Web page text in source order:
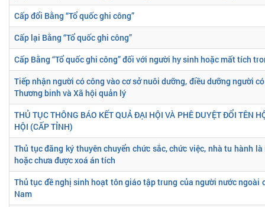
Cấp đổi Bằng “Tổ quốc ghi công”
Cấp lại Bằng “Tổ quốc ghi công”
Cấp Bằng “Tổ quốc ghi công” đối với người hy sinh hoặc mất tích
Tiếp nhận người có công vào cơ sở nuôi dưỡng, điều dưỡng người
Thương binh và Xã hội quản lý
THỦ TỤC THÔNG BÁO KẾT QUẢ ĐẠI HỘI VÀ PHÊ DUYỆT ĐỔI TÊN
HỘI (CẤP TỈNH)
Thủ tục đăng ký thuyên chuyển chức sắc, chức việc, nhà tu hành
hoặc chưa được xoá án tích
Thủ tục đề nghị sinh hoạt tôn giáo tập trung của người nước ngoài
Nam